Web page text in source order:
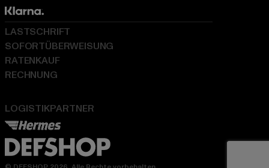
LOGISTIKPARTNER
LASTSCHRIFT
SOFORTÜBERWEISUNG
RATENKAUF
RECHNUNG